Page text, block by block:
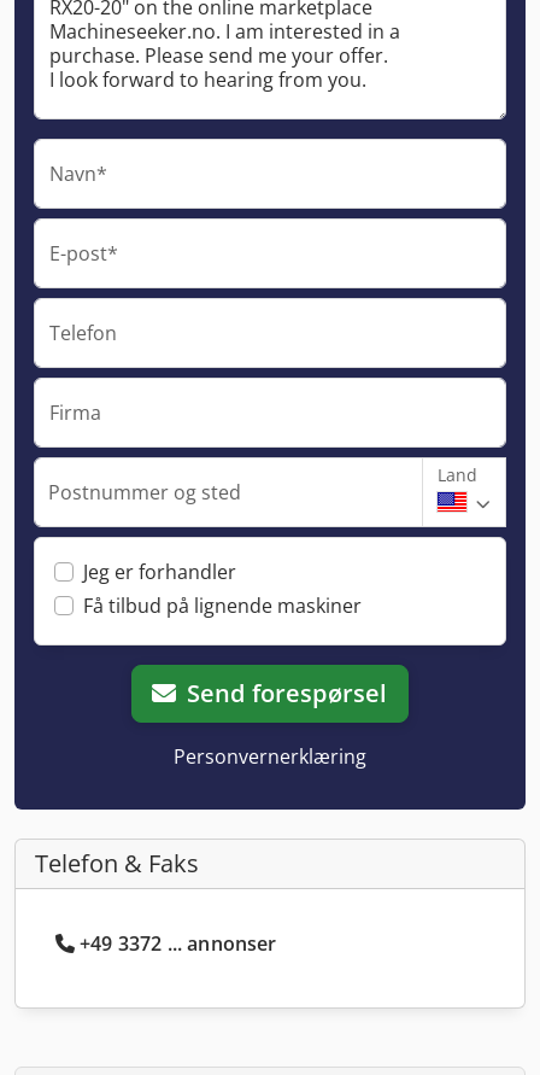
Navn*
E-post*
Telefon
Firma
Postnummer og sted
Land
Jeg er forhandler
Få tilbud på lignende maskiner
Send forespørsel
Personvernerklæring
Telefon & Faks
+49 3372 ... annonser